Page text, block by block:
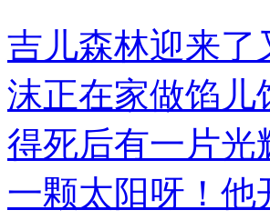
吉儿森林迎来了
沫正在家做馅儿
得死后有一片光
一颗太阳呀！